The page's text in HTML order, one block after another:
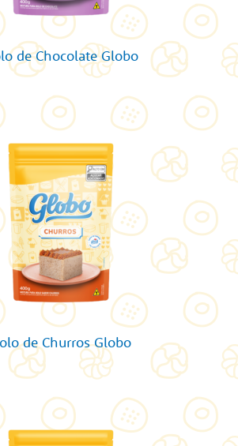
de Chocolate Globo
de Churros Globo